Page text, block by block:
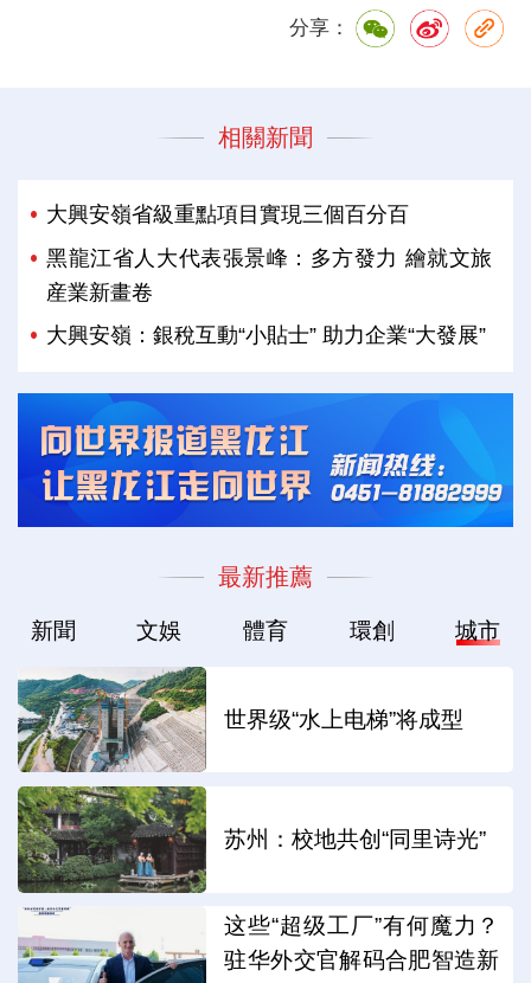
分享：
相關新聞
大興安嶺省級重點項目實現三個百分百
黑龍江省人大代表張景峰：多方發力 繪就文旅
産業新畫卷
大興安嶺：銀稅互動“小貼士” 助力企業“大發展”
最新推薦
新聞 文娛 體育 環創 城市
世界级“水上电梯”将成型
苏州：校地共创“同里诗光”
这些“超级工厂”有何魔力？
驻华外交官解码合肥智造新